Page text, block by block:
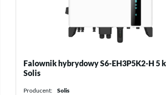
Falownik sieciowy S5-GR3P 17
Producent: